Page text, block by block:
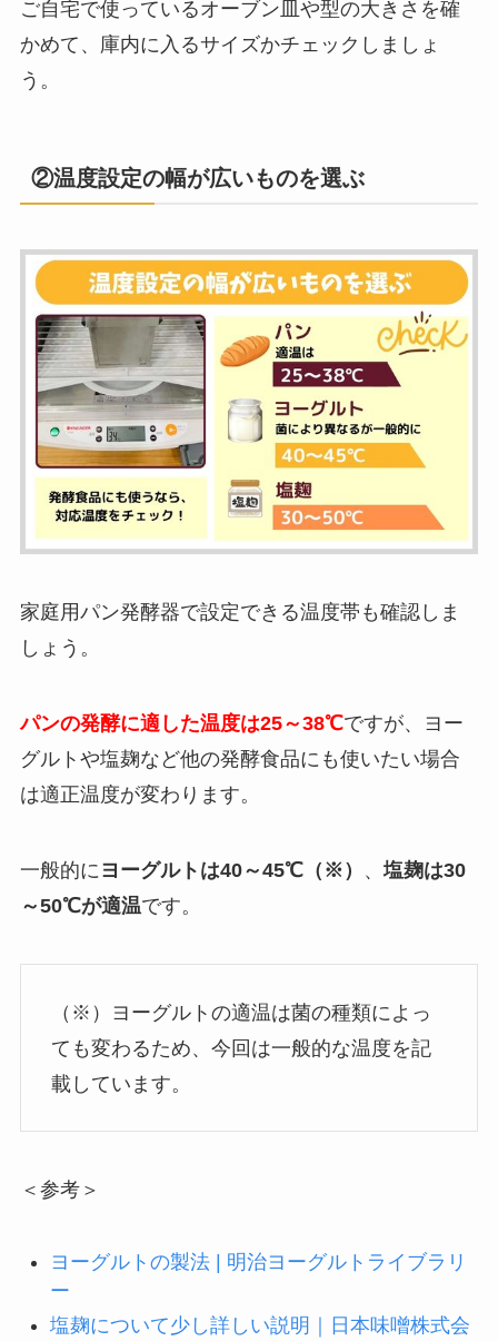
ご自宅で使っているオーブン皿や型の大きさを確
かめて、庫内に入るサイズかチェックしましょ
う。
②温度設定の幅が広いものを選ぶ
家庭用パン発酵器で設定できる温度帯も確認しま
しょう。
パンの発酵に適した温度は25～38℃ですが、ヨー
グルトや塩麹など他の発酵食品にも使いたい場合
は適正温度が変わります。
一般的に ヨーグルトは40～45℃（※） 、 塩麹は30
～50℃が適温です。
（※）ヨーグルトの適温は菌の種類によっ
ても変わるため、今回は一般的な温度を記
載しています。
＜参考＞
ヨーグルトの製法 | 明治ヨーグルトライブラリ
ー
塩麹について少し詳しい説明｜日本味噌株式会